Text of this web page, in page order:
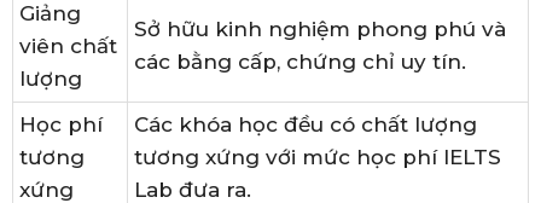
Giảng
viên chất
lượng
Sở hữu kinh nghiệm phong phú và
các bằng cấp, chứng chỉ uy tín.
Học phí
tương
xứng
Các khóa học đều có chất lượng
tương xứng với mức học phí IELTS
Lab đưa ra.